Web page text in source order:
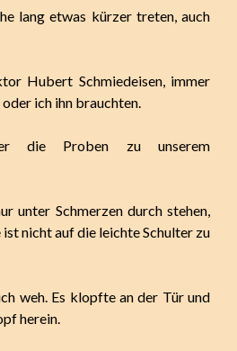
lang etwas kürzer treten, auch
Hubert Schmiedeisen, immer
ich ihn brauchten.
die Proben zu unserem
unter Schmerzen durch stehen,
nicht auf die leichte Schulter zu
weh. Es klopfte an der Tür und
herein.